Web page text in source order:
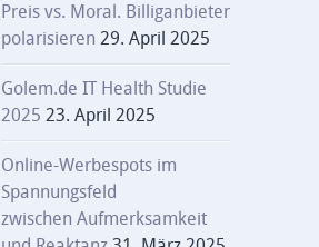
Preis vs. Moral. Billiganbieter
polarisieren 29. April 2025
Golem.de IT Health Studie
2025 23. April 2025
Online-Werbespots im
Spannungsfeld
zwischen Aufmerksamkeit